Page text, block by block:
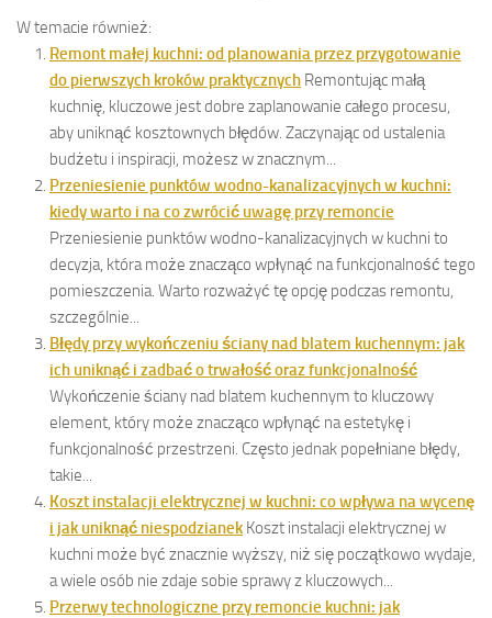
W temacie również:
Remont małej kuchni: od planowania przez przygotowanie
do pierwszych kroków praktycznych Remontując małą
kuchnię, kluczowe jest dobre zaplanowanie całego procesu,
aby uniknąć kosztownych błędów. Zaczynając od ustalenia
budżetu i inspiracji, możesz w znacznym...
Przeniesienie punktów wodno-kanalizacyjnych w kuchni:
kiedy warto i na co zwrócić uwagę przy remoncie
Przeniesienie punktów wodno-kanalizacyjnych w kuchni to
decyzja, która może znacząco wpłynąć na funkcjonalność tego
pomieszczenia. Warto rozważyć tę opcję podczas remontu,
szczególnie...
Błędy przy wykończeniu ściany nad blatem kuchennym: jak
ich uniknąć i zadbać o trwałość oraz funkcjonalność
Wykończenie ściany nad blatem kuchennym to kluczowy
element, który może znacząco wpłynąć na estetykę i
funkcjonalność przestrzeni. Często jednak popełniane błędy,
takie...
Koszt instalacji elektrycznej w kuchni: co wpływa na wycenę
i jak uniknąć niespodzianek Koszt instalacji elektrycznej w
kuchni może być znacznie wyższy, niż się początkowo wydaje,
a wiele osób nie zdaje sobie sprawy z kluczowych...
Przerwy technologiczne przy remoncie kuchni: jak